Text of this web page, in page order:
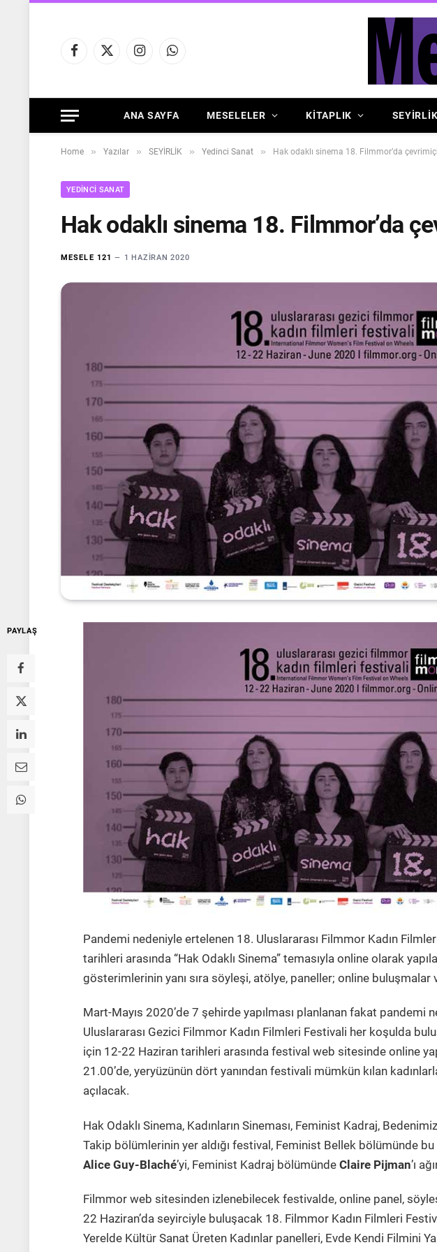
Facebook
X
InstagramWhatsApp
ANA SAYFA MESELELER KİTAPLIK SEYİRLİK
Home » Yazılar » SEYİRLİK » Yedinci Sanat » Hak odaklı sinema 18. Filmmor’da
YEDINCI SANAT
Hak odaklı sinema 18. Filmmor’da
MESELE 121 1 HAZIRAN 2020
PAYLAŞ
Pandemi nedeniyle ertelenen 18. Uluslararası Filmmor Kadın
tarihleri arasında “Hak Odaklı Sinema” temasıyla online olarak
gösterimlerinin yanı sıra söyleşi, atölye, paneller; online buluşmalar
Mart-Mayıs 2020’de 7 şehirde yapılması planlanan fakat pandemi
Uluslararası Gezici Filmmor Kadın Filmleri Festivali her koşulda
için 12-22 Haziran tarihleri arasında festival web sitesinde online
21.00’de, yeryüzünün dört yanından festivali mümkün kılan
açılacak.
Hak Odaklı Sinema, Kadınların Sineması, Feminist Kadraj,
Takip bölümlerinin yer aldığı festival, Feminist Bellek bölümünde bu
Alice Guy-Blaché’yi, Feminist Kadraj bölümünde Claire Pijman’ı
Filmmor web sitesinden izlenebilecek festivalde, online panel,
22 Haziran’da seyirciyle buluşacak 18. Filmmor Kadın Filmleri
Yerelde Kültür Sanat Üreten Kadınlar panelleri, Evde Kendi Filmini